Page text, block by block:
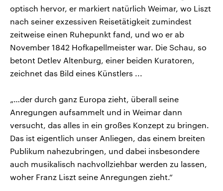
optisch hervor, er markiert natürlich Weimar, wo Liszt
nach seiner exzessiven Reisetätigkeit zumindest
zeitweise einen Ruhepunkt fand, und wo er ab
November 1842 Hofkapellmeister war. Die Schau, so
betont Detlev Altenburg, einer beiden Kuratoren,
zeichnet das Bild eines Künstlers ...
„…der durch ganz Europa zieht, überall seine
Anregungen aufsammelt und in Weimar dann
versucht, das alles in ein großes Konzept zu bringen.
Das ist eigentlich unser Anliegen, das einem breiten
Publikum nahezubringen, und dabei insbesondere
auch musikalisch nachvollziehbar werden zu lassen,
woher Franz Liszt seine Anregungen zieht.“